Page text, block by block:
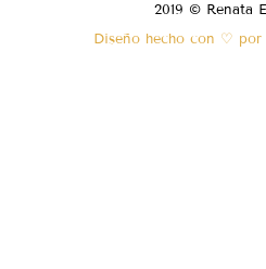
2019 © Renata
Diseño hecho con ♡ por